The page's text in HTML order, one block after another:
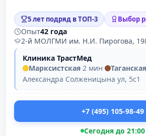
5 лет подряд в ТОП-3 Выбор
Опыт42 года·
2-й МОЛГМИ им. Н.И. Пирогова,
Клиника ТрастМед
Марксистская·2 мин· Таганская
Александра Солженицына ул, 5с1
+7 (495) 105-98-49
Сегодня до 21:00